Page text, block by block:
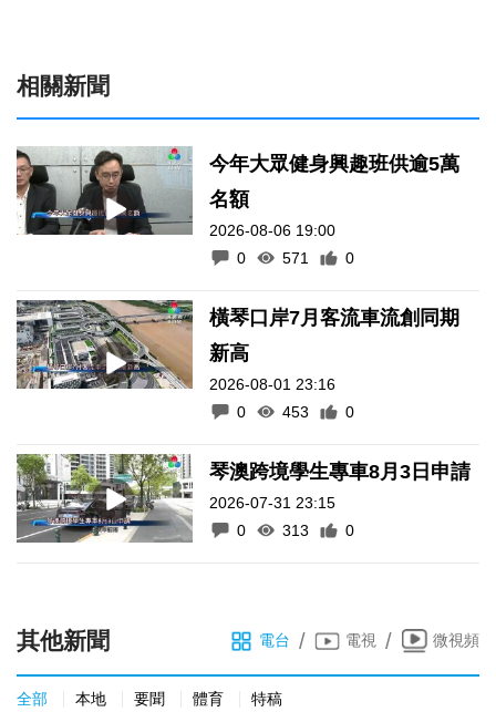
相關新聞
今年大眾健身興趣班供逾5萬
名額
2026-08-06 19:00
0
571 0
橫琴口岸7月客流車流創同期
新高
2026-08-01 23:16
0
453 0
琴澳跨境學生專車8月3日申請
2026-07-31 23:15
0
313 0
其他新聞 電台 / 電視 / 微視頻
全部 本地 要聞 體育 特稿